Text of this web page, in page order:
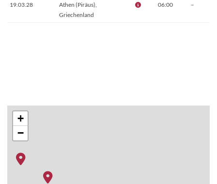
19.03.28
Athen (Piräus),
Griechenland
06:00 –
+
−